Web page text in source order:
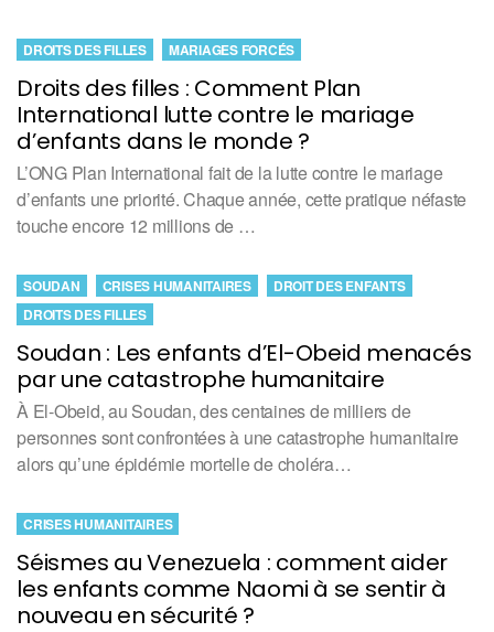
Droits des filles : Comment Plan
International lutte contre le mariage
d’enfants dans le monde ?
DROITS DES FILLES MARIAGES FORCÉS
L’ONG Plan International fait de la lutte contre le mariage
d’enfants une priorité. Chaque année, cette pratique néfaste
touche encore 12 millions de …
Soudan : Les enfants d’El-Obeid menacés
par une catastrophe humanitaire
SOUDAN CRISES HUMANITAIRES
DROIT DES ENFANTS
DROITS DES FILLES
À El-Obeid, au Soudan, des centaines de milliers de
personnes sont confrontées à une catastrophe humanitaire
alors qu’une épidémie mortelle de choléra…
Séismes au Venezuela : comment aider
les enfants comme Naomi à se sentir à
nouveau en sécurité ?
CRISES HUMANITAIRES